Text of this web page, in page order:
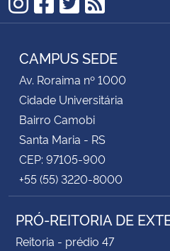
Instagram
Facebook
Twitter
RSS
CAMPUS SEDE
Av. Roraima nº 1000
Cidade Universitária
Bairro Camobi
Santa Maria - RS
CEP: 97105-900
+55 (55) 3220-8000
PRÓ-REITORIA DE
Reitoria - prédio 47